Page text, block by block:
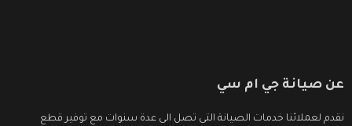
عن صيانة جي ام سي
نقدم لعملائنا خدمات الصيانة التى تصل الى عدة سنوات مع توفير قطع